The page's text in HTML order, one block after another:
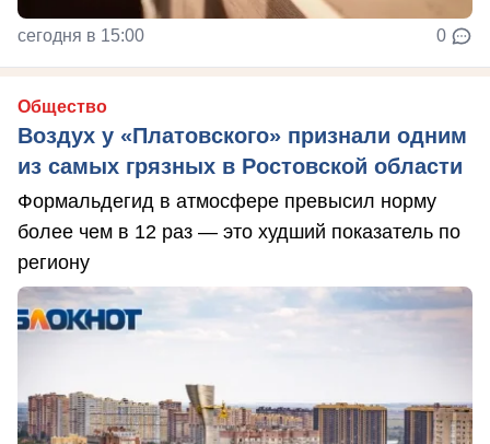
сегодня в 15:00 0
Общество
Воздух у «Платовского» признали одним
из самых грязных в Ростовской области
Формальдегид в атмосфере превысил норму
более чем в 12 раз — это худший показатель по
региону